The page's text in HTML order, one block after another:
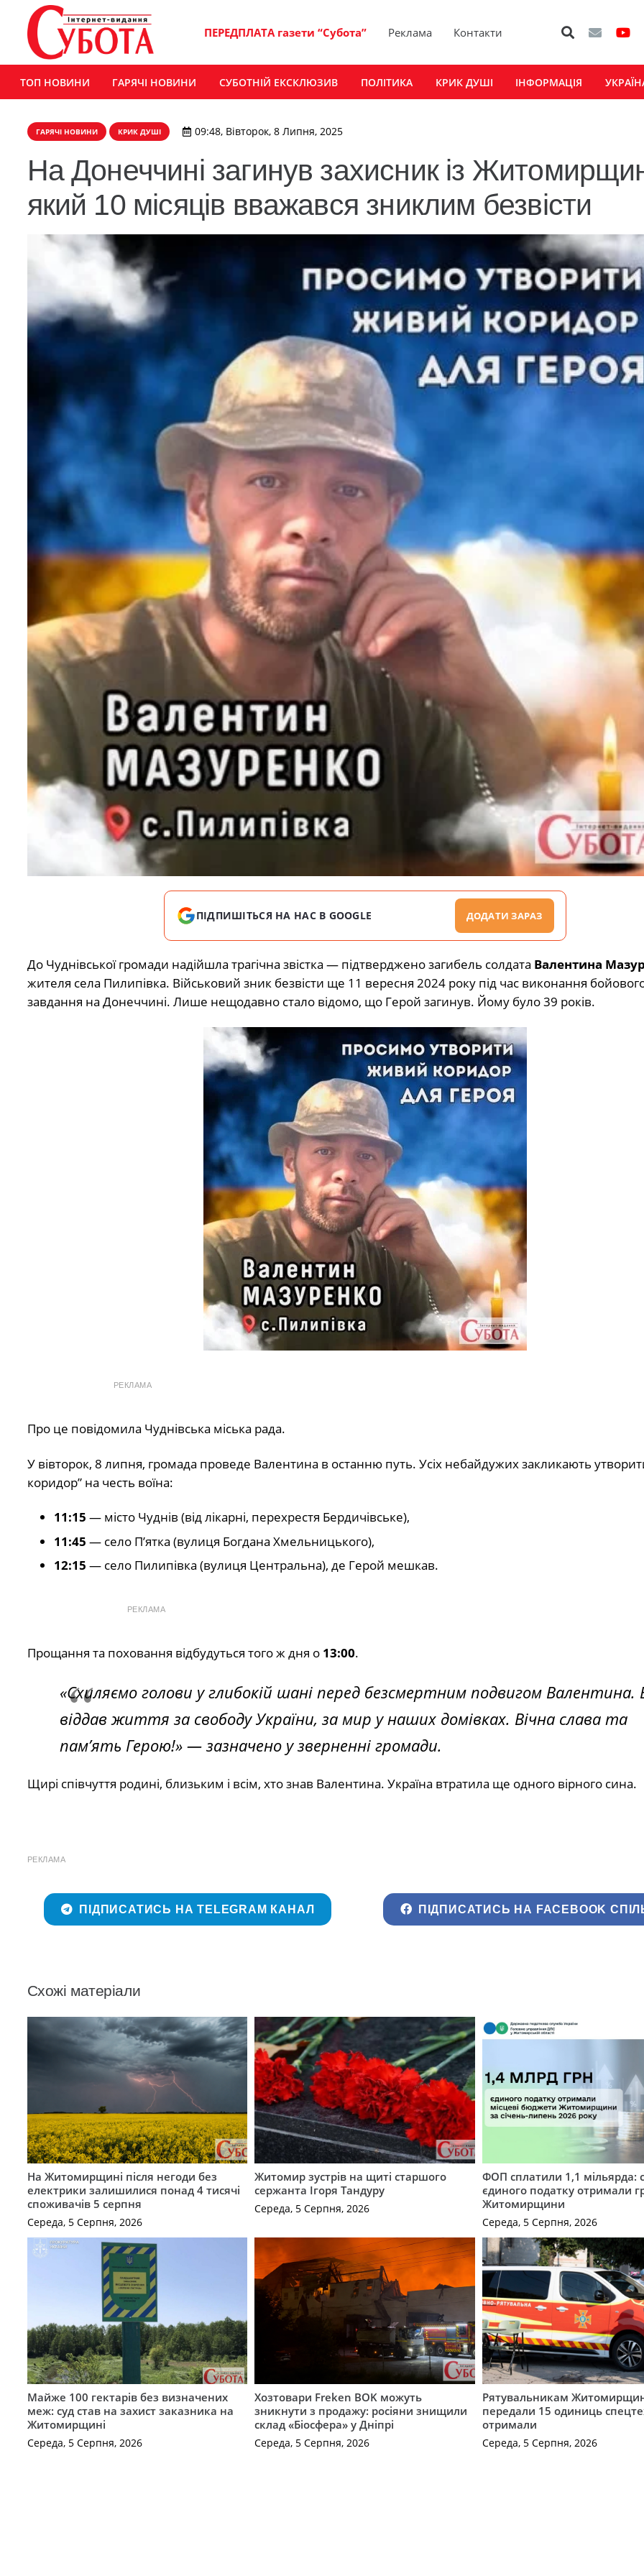
ПЕРЕДПЛАТА газети “Субота” Реклама Контакти
ТОП НОВИНИ ГАРЯЧІ НОВИНИ СУБОТНІЙ ЕКСКЛЮЗИВ ПОЛІТИКА КРИК ДУШІ ІНФОРМАЦІЯ
ГАРЯЧІ НОВИНИ КРИК ДУШІ 09:48, Вівторок, 8 Липня, 2025
На Донеччині загинув захисник із
який 10 місяців вважався зниклим безвісти
ПІДПИШІТЬСЯ НА НАС В GOOGLE ДОДАТИ ЗАРАЗ
До Чуднівської громади надійшла трагічна звістка — підтверджено загибель солдата Валентина
жителя села Пилипівка. Військовий зник безвісти ще 11 вересня 2024 року під час виконання
завдання на Донеччині. Лише нещодавно стало відомо, що Герой загинув. Йому було 39 років.
РЕКЛАМА
Про це повідомила Чуднівська міська рада.
У вівторок, 8 липня, громада проведе Валентина в останню путь. Усіх небайдужих закликають
коридор” на честь воїна:
11:15 — місто Чуднів (від лікарні, перехрестя Бердичівське),
11:45 — село П’ятка (вулиця Богдана Хмельницького),
12:15 — село Пилипівка (вулиця Центральна), де Герой мешкав.
РЕКЛАМА
Прощання та поховання відбудуться того ж дня о 13:00.
«Схиляємо голови у глибокій шані перед безсмертним подвигом Валентина.
віддав життя за свободу України, за мир у наших домівках. Вічна слава та
пам’ять Герою!» — зазначено у зверненні громади.
Щирі співчуття родині, близьким і всім, хто знав Валентина. Україна втратила ще одного вірного сина.
РЕКЛАМА
ПІДПИСАТИСЬ НА TELEGRAM КАНАЛ ПІДПИСАТИСЬ НА FACEBOOK
Схожі матеріали
На Житомирщині після негоди без
електрики залишилися понад 4 тисячі
споживачів 5 серпня
Середа, 5 Серпня, 2026
Житомир зустрів на щиті старшого
сержанта Ігоря Тандуру
Середа, 5 Серпня, 2026
ФОП сплатили 1,1 мільярда:
єдиного податку отримали
Житомирщини
Середа, 5 Серпня, 2026
Майже 100 гектарів без визначених
меж: суд став на захист заказника на
Житомирщині
Середа, 5 Серпня, 2026
Хозтовари Freken BOK можуть
зникнути з продажу: росіяни знищили
склад «Біосфера» у Дніпрі
Середа, 5 Серпня, 2026
Рятувальникам
передали 15 одиниць
отримали
Середа, 5 Серпня, 2026